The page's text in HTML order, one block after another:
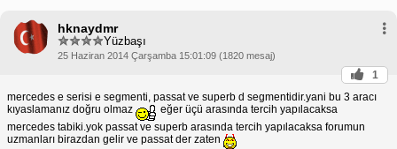
hknaydmr
Yüzbaşı
25 Haziran 2014 Çarşamba 15:01:09 (1820 mesaj)
1
mercedes e serisi e segmenti, passat ve superb d segmentidir.yani bu 3 aracı
kıyaslamanız doğru olmaz
eğer üçü arasında tercih yapılacaksa
mercedes tabiki.yok passat ve superb arasında tercih yapılacaksa forumun
uzmanları birazdan gelir ve passat der zaten